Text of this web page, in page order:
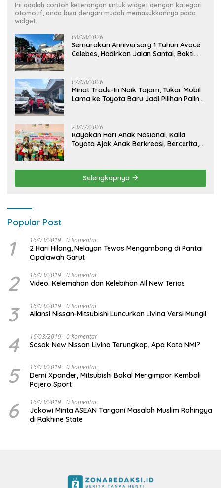
Ini adalah contoh keterangan untuk widget dengan kategori
otomotif, anda bisa dengan mudah memasukkannya pada
widget.
08/08/2026
Semarakan Anniversary 1 Tahun Avoce
Celebes, Hadirkan Jalan Santai, Bakti
07/08/2026
Minat Trade-In Naik Tajam, Tukar Mobil
Lama ke Toyota Baru Jadi Pilihan Paling
23/07/2026
Rayakan Hari Anak Nasional, Kalla
Toyota Ajak Anak Berkreasi, Bercerita,
Selengkapnya
Popular Post
1 16/03/2019 0 Komentar
2 Hari Hilang, Nelayan Tewas Mengambang di Pantai
Cipalawah Garut
2 16/03/2019 0 Komentar
Video: Kelemahan dan Kelebihan All New Terios
3 16/03/2019 0 Komentar
Aliansi Nissan-Mitsubishi Luncurkan Livina Versi Mungil
4 16/03/2019 0 Komentar
Sosok New Nissan Livina Terungkap, Apa Kata NMI?
5 16/03/2019 0 Komentar
Demi Xpander, Mitsubishi Bakal Mengimpor Kembali
Pajero Sport
6 16/03/2019 0 Komentar
Jokowi Minta ASEAN Tangani Masalah Muslim Rohingya
di Rakhine State